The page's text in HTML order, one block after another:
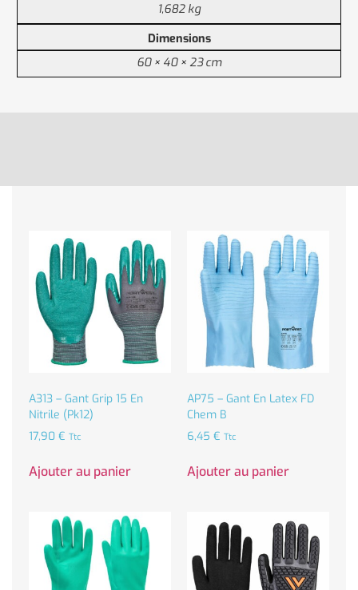
1,682 kg
Dimensions
60 × 40 × 23 cm
A313 – Gant Grip 15 En
Nitrile (Pk12)
17,90 € Ttc
Ajouter au panier
AP75 – Gant En Latex FD
Chem B
6,45 € Ttc
Ajouter au panier